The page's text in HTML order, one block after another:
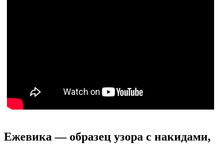
Ежевика — образец узора с накидами,